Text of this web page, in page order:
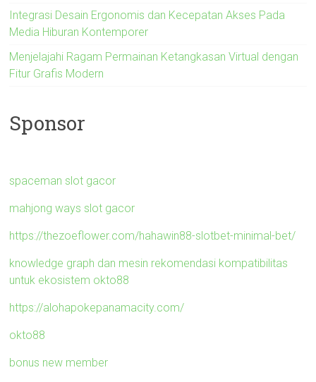
Integrasi Desain Ergonomis dan Kecepatan Akses Pada
Media Hiburan Kontemporer
Menjelajahi Ragam Permainan Ketangkasan Virtual dengan
Fitur Grafis Modern
Sponsor
spaceman slot gacor
mahjong ways slot gacor
https://thezoeflower.com/hahawin88-slotbet-minimal-bet/
knowledge graph dan mesin rekomendasi kompatibilitas
untuk ekosistem okto88
https://alohapokepanamacity.com/
okto88
bonus new member